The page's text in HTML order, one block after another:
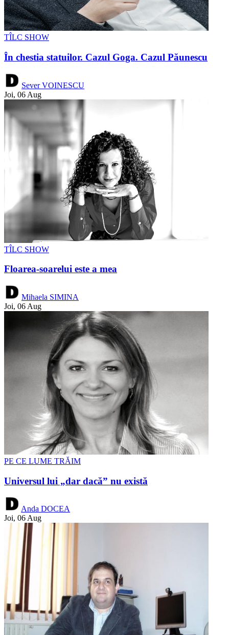
TÎLC SHOW
În chestia statuilor. Cazul Goga. Cazul Păunescu
Sever VOINESCU
Joi, 06 Aug
TÎLC SHOW
Floarea-soarelui este a mea
Mihaela SIMINA
Joi, 06 Aug
PE CE LUME TRĂIM
Universul lui „dar dacă” nu există
Anda DOCEA
Joi, 06 Aug